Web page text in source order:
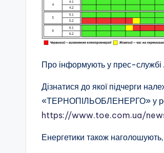
Про інформують у прес-службі
Дізнатися до якої підчерги
«ТЕРНОПІЛЬОБЛЕНЕРГО» у
https://www.toe.com.ua/
Енергетики також